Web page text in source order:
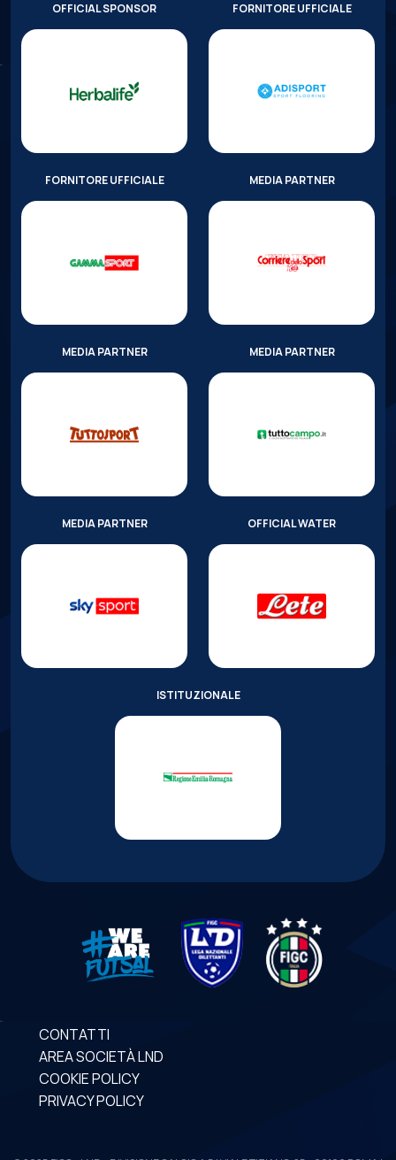
OFFICIAL SPONSOR FORNITORE UFFICIALE
FORNITORE UFFICIALE MEDIA PARTNER
MEDIA PARTNER MEDIA PARTNER
MEDIA PARTNER OFFICIAL WATER
ISTITUZIONALE
CONTATTI
AREA SOCIETÀ LND
COOKIE POLICY
PRIVACY POLICY